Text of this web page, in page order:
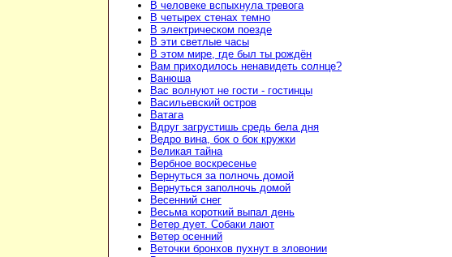
В человеке вспыхнула тревога
В четырех стенах темно
В электрическом поезде
В эти светлые часы
В этом мире, где был ты рождён
Вам приходилось ненавидеть солнце?
Ванюша
Вас волнуют не гости - гостинцы
Васильевский остров
Ватага
Вдруг загрустишь средь бела дня
Ведро вина, бок о бок кружки
Великая тайна
Вербное воскресенье
Вернуться за полночь домой
Вернуться заполночь домой
Весенний снег
Весьма короткий выпал день
Ветер дует. Собаки лают
Ветер осенний
Веточки бронхов пухнут в зловонии